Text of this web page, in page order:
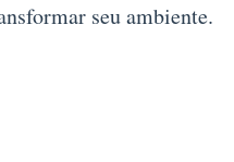
seu ambiente.